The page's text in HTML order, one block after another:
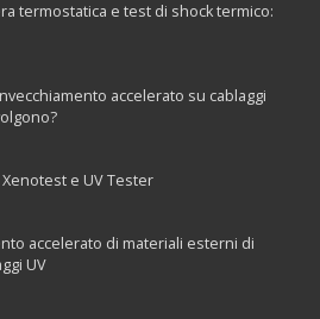
termostatica e test di shock termico:
accelerato su cablaggi
e UV Tester
accelerato di materiali esterni di
UV